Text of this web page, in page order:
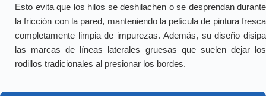
Esto evita que los hilos se deshilachen o se desprendan durante
la fricción con la pared, manteniendo la película de pintura fresca
completamente limpia de impurezas. Además, su diseño disipa
las marcas de líneas laterales gruesas que suelen dejar los
rodillos tradicionales al presionar los bordes.